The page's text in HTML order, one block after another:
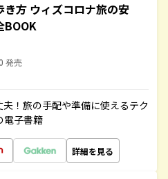
き方 ウィズコロナ旅の安
BOOK
発売
！旅の手配や準備に使えるテク
電子書籍
詳細を見る